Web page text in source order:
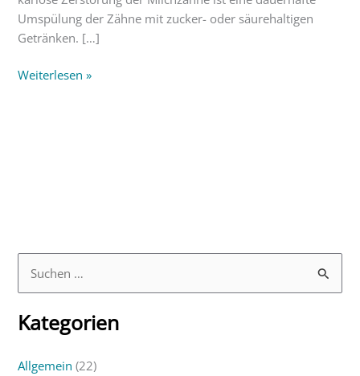
Umspülung der Zähne mit zucker- oder säurehaltigen
Getränken. […]
Weiterlesen »
c
e
Kategorien
Allgemein (22)